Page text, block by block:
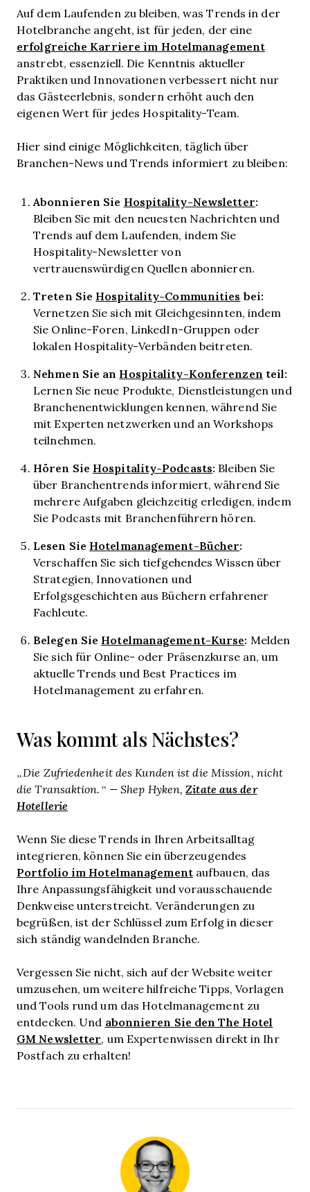
Auf dem Laufenden zu bleiben, was Trends in der
Hotelbranche angeht, ist für jeden, der eine
erfolgreiche Karriere im Hotelmanagement
anstrebt, essenziell. Die Kenntnis aktueller
Praktiken und Innovationen verbessert nicht nur
das Gästeerlebnis, sondern erhöht auch den
eigenen Wert für jedes Hospitality-Team.
Hier sind einige Möglichkeiten, täglich über
Branchen-News und Trends informiert zu bleiben:
Abonnieren Sie Hospitality-Newsletter:
Bleiben Sie mit den neuesten Nachrichten und
Trends auf dem Laufenden, indem Sie
Hospitality-Newsletter von
vertrauenswürdigen Quellen abonnieren.
Treten Sie Hospitality-Communities bei:
Vernetzen Sie sich mit Gleichgesinnten, indem
Sie Online-Foren, LinkedIn-Gruppen oder
lokalen Hospitality-Verbänden beitreten.
Nehmen Sie an Hospitality-Konferenzen teil:
Lernen Sie neue Produkte, Dienstleistungen und
Branchenentwicklungen kennen, während Sie
mit Experten netzwerken und an Workshops
teilnehmen.
Hören Sie Hospitality-Podcasts: Bleiben Sie
über Branchentrends informiert, während Sie
mehrere Aufgaben gleichzeitig erledigen, indem
Sie Podcasts mit Branchenführern hören.
Lesen Sie Hotelmanagement-Bücher:
Verschaffen Sie sich tiefgehendes Wissen über
Strategien, Innovationen und
Erfolgsgeschichten aus Büchern erfahrener
Fachleute.
Belegen Sie Hotelmanagement-Kurse: Melden
Sie sich für Online- oder Präsenzkurse an, um
aktuelle Trends und Best Practices im
Hotelmanagement zu erfahren.
Was kommt als Nächstes?
„Die Zufriedenheit des Kunden ist die Mission, nicht
die Transaktion.“ — Shep Hyken,Zitate aus der
Hotellerie
Wenn Sie diese Trends in Ihren Arbeitsalltag
integrieren, können Sie ein überzeugendes
Portfolio im Hotelmanagementaufbauen, das
Ihre Anpassungsfähigkeit und vorausschauende
Denkweise unterstreicht. Veränderungen zu
begrüßen, ist der Schlüssel zum Erfolg in dieser
sich ständig wandelnden Branche.
Vergessen Sie nicht, sich auf der Website weiter
umzusehen, um weitere hilfreiche Tipps, Vorlagen
und Tools rund um das Hotelmanagement zu
entdecken. Und abonnieren Sie den The Hotel
GM Newsletter, um Expertenwissen direkt in Ihr
Postfach zu erhalten!